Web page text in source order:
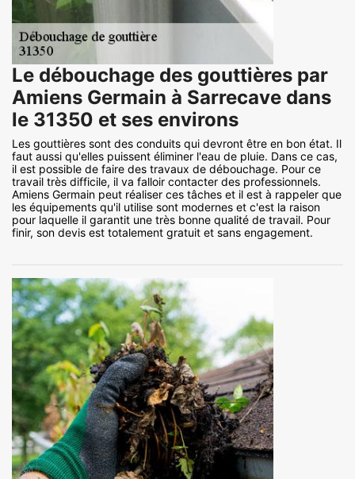
Le débouchage des gouttières par
Amiens Germain à Sarrecave dans
le 31350 et ses environs
Les gouttières sont des conduits qui devront être en bon état. Il
faut aussi qu'elles puissent éliminer l'eau de pluie. Dans ce cas,
il est possible de faire des travaux de débouchage. Pour ce
travail très difficile, il va falloir contacter des professionnels.
Amiens Germain peut réaliser ces tâches et il est à rappeler que
les équipements qu'il utilise sont modernes et c'est la raison
pour laquelle il garantit une très bonne qualité de travail. Pour
finir, son devis est totalement gratuit et sans engagement.